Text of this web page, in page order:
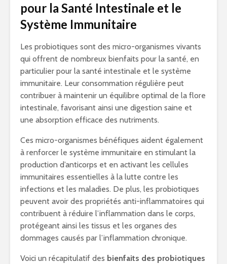
pour la Santé Intestinale et le
Système Immunitaire
Les probiotiques sont des micro-organismes vivants
qui offrent de nombreux bienfaits pour la santé, en
particulier pour la santé intestinale et le système
immunitaire. Leur consommation régulière peut
contribuer à maintenir un équilibre optimal de la flore
intestinale, favorisant ainsi une digestion saine et
une absorption efficace des nutriments.
Ces micro-organismes bénéfiques aident également
à renforcer le système immunitaire en stimulant la
production d’anticorps et en activant les cellules
immunitaires essentielles à la lutte contre les
infections et les maladies. De plus, les probiotiques
peuvent avoir des propriétés anti-inflammatoires qui
contribuent à réduire l’inflammation dans le corps,
protégeant ainsi les tissus et les organes des
dommages causés par l’inflammation chronique.
Voici un récapitulatif des bienfaits des probiotiques